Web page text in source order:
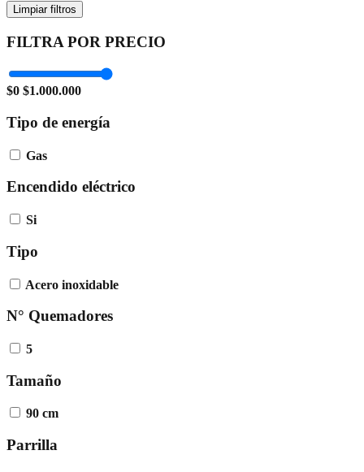
Limpiar filtros
FILTRA POR PRECIO
$0 $1.000.000
Tipo de energía
Gas
Encendido eléctrico
Si
Tipo
Acero inoxidable
N° Quemadores
5
Tamaño
90 cm
Parrilla